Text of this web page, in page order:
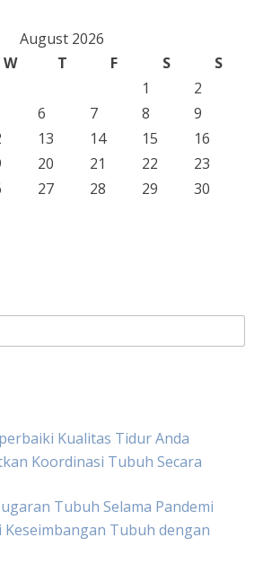
August 2026
W T F S
S
1
2
6 7 8
9
13 14 15
16
20 21 22
23
27 28 29
30
Kualitas Tidur Anda
Koordinasi Tubuh Secara
Tubuh Selama Pandemi
Tubuh dengan